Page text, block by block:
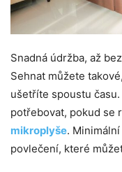
Snadná údržba, až
Sehnat můžete
ušetříte spoustu
potřebovat, pokud se
mikroplyše.
povlečení, které